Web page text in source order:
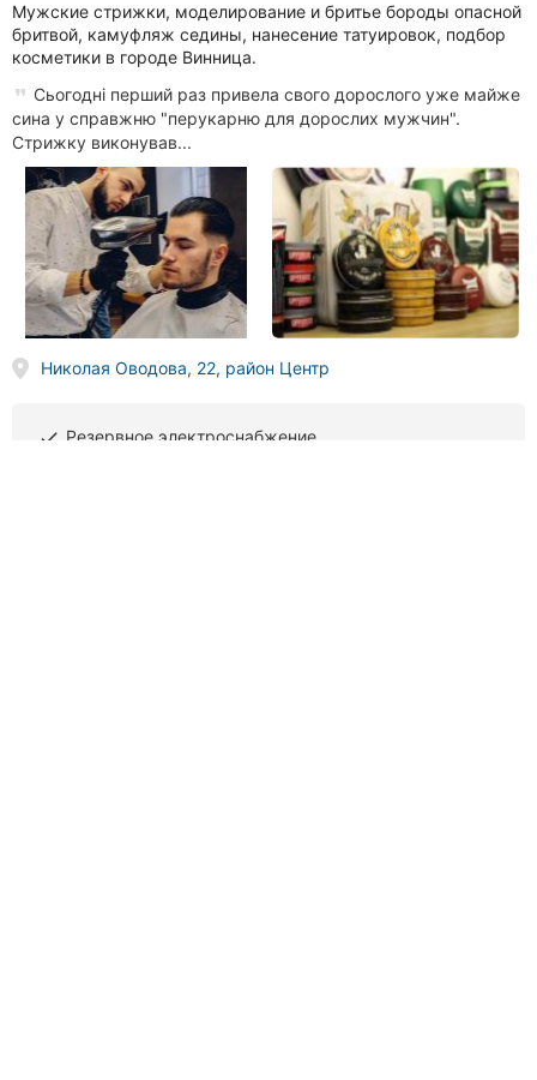
Мужские стрижки, моделирование и бритье бороды опасной
бритвой, камуфляж седины, нанесение татуировок, подбор
косметики в городе Винница.
Сьогодні перший раз привела свого дорослого уже майже
сина у справжню "перукарню для дорослих мужчин".
Стрижку виконував...
Николая Оводова, 22, район Центр
done Резервное электроснабжение